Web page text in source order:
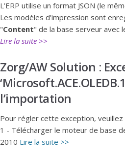
L’ERP utilise un format JSON (le
Les modèles d’impression sont
"Content" de la base serveur avec
Lire la suite >>
Zorg/AW Solution :
l’importation
Pour régler cette exception,
1 - Télécharger le moteur de base
2010 Lire la suite >>